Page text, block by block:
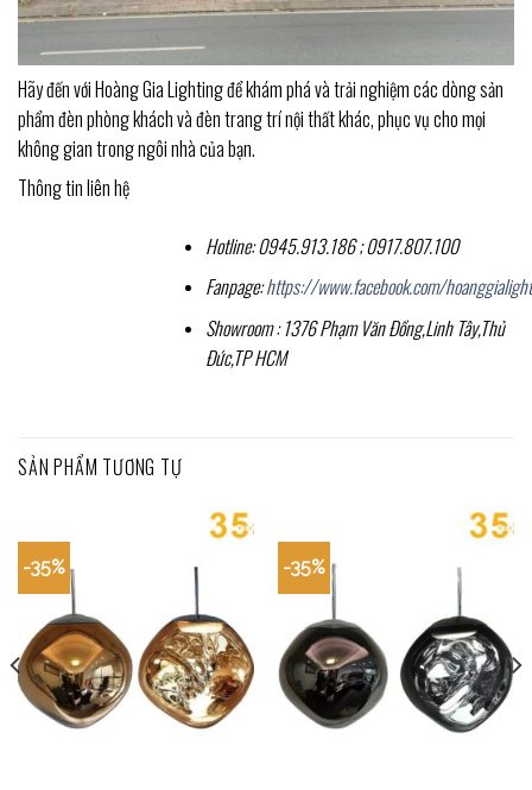
Hãy đến với Hoàng Gia Lighting để khám phá và trải nghiệm các dòng sản
phẩm đèn phòng khách và đèn trang trí nội thất khác, phục vụ cho mọi
không gian trong ngôi nhà của bạn.
Thông tin liên hệ
Hotline: 0945.913.186 ; 0917.807.100
Fanpage:https://www.facebook.com/
Showroom : 1376 Phạm Văn Đồng,Linh Tây,Thủ
Đức,TP HCM
SẢN PHẨM TƯƠNG TỰ
-35% -35%